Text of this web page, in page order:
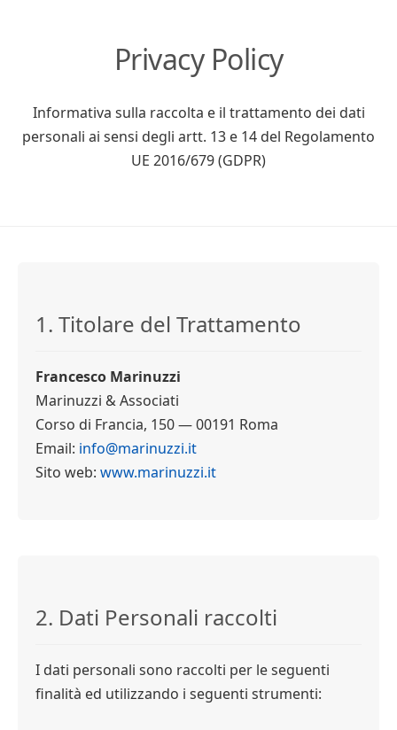
Privacy Policy
Informativa sulla raccolta e il trattamento dei dati
personali ai sensi degli artt. 13 e 14 del Regolamento
UE 2016/679 (GDPR)
1. Titolare del Trattamento
Francesco Marinuzzi
Marinuzzi & Associati
Corso di Francia, 150 — 00191 Roma
Email: info@marinuzzi.it
Sito web: www.marinuzzi.it
2. Dati Personali raccolti
I dati personali sono raccolti per le seguenti
finalità ed utilizzando i seguenti strumenti: